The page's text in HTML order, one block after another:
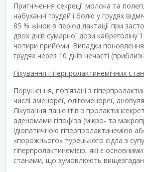
Пригнічення секреції молока та
набуханні грудей і болю у грудях
85 % жінок в період лактації при
двох днів сумарної дози кабреголіну
чотири прийоми. Випадки
грудях через 10 днів нечасті
Лікування гіперпролактинемічних
Порушення, пов’язані з
числі аменореї, олігоменореї,
Лікування пацієнтів з
аденомами гіпофіза (мікро- та
ідіопатичною гіперпролактинемією
«порожнього» турецького сідла з
гіперпролактинемією, які є
станами, що зумовлюють вищезгадані